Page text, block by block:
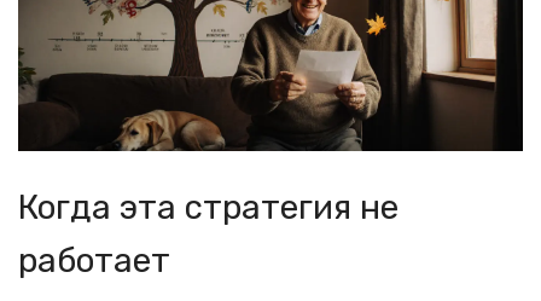
Когда эта стратегия не
работает